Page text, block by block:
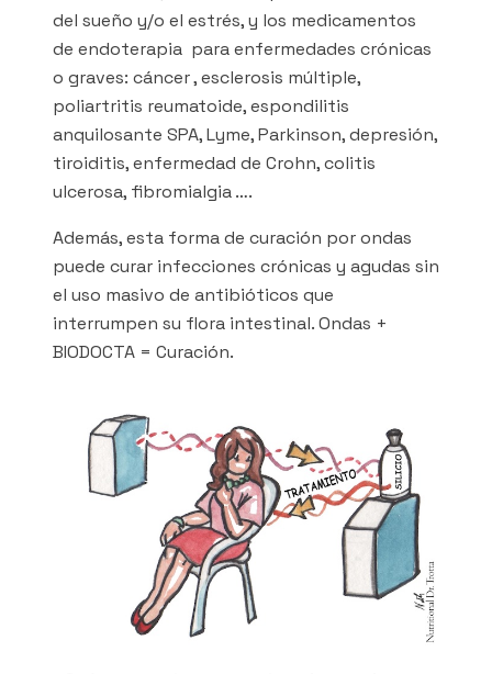
del sueño y/o el estrés, y los medicamentos
de endoterapia para enfermedades crónicas
o graves: cáncer , esclerosis múltiple,
poliartritis reumatoide, espondilitis
anquilosante SPA, Lyme, Parkinson, depresión,
tiroiditis, enfermedad de Crohn, colitis
ulcerosa, fibromialgia ….
Además, esta forma de curación por ondas
puede curar infecciones crónicas y agudas sin
el uso masivo de antibióticos que
interrumpen su flora intestinal. Ondas +
BIODOCTA = Curación.